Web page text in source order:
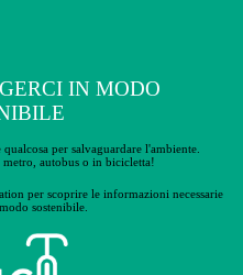
IN MODO
per salvaguardare l'ambiente.
autobus o in bicicletta!
per scoprire le informazioni necessarie
sostenibile.